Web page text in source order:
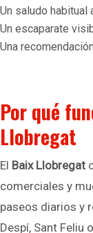
Un saludo habitual
Un escaparate
Una
Por qué
Llobregat
El Baix Llobregat
comerciales y
paseos diarios y
Despí, Sant Feliu